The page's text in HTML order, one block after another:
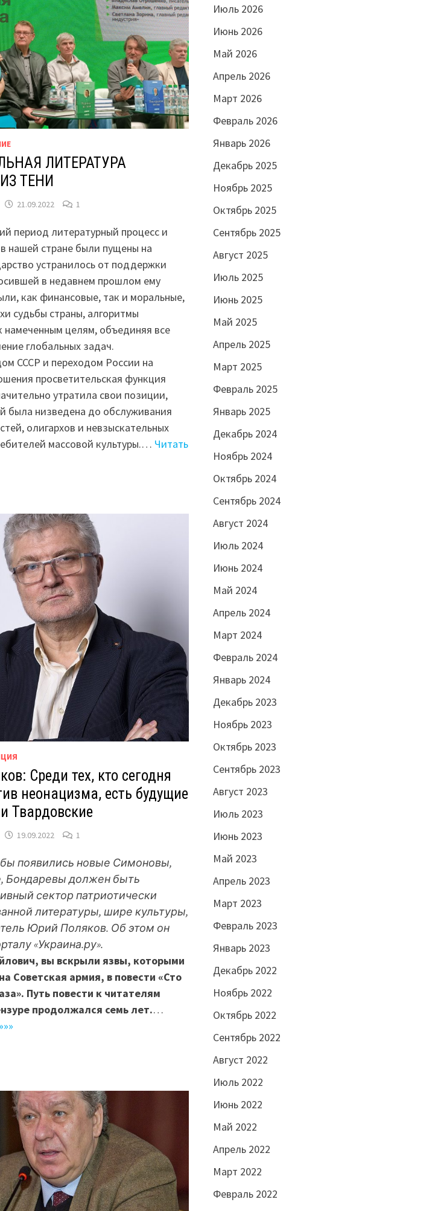
ЛИТЕРАТУРА
ТЕНИ
21.09.2022 1
период литературный процесс и
нашей стране были пущены на
устранилось от поддержки
в недавнем прошлом ему
как финансовые, так и моральные,
судьбы страны, алгоритмы
намеченным целям, объединяя все
глобальных задач.
и переходом России на
просветительская функция
утратила свои позиции,
была низведена до обслуживания
олигархов и невзыскательных
массовой культуры.… Читать
Среди тех, кто сегодня
неонацизма, есть будущие
Твардовские
19.09.2022 1
появились новые Симоновы,
Бондаревы должен быть
сектор патриотически
литературы, шире культуры,
Юрий Поляков. Об этом он
«Украина.ру».
вы вскрыли язвы, которыми
Советская армия, в повести «Сто
Путь повести к читателям
продолжался семь лет.…
Июль 2026
Июнь 2026
Май 2026
Апрель 2026
Март 2026
Февраль 2026
Январь 2026
Декабрь 2025
Ноябрь 2025
Октябрь 2025
Сентябрь 2025
Август 2025
Июль 2025
Июнь 2025
Май 2025
Апрель 2025
Март 2025
Февраль 2025
Январь 2025
Декабрь 2024
Ноябрь 2024
Октябрь 2024
Сентябрь 2024
Август 2024
Июль 2024
Июнь 2024
Май 2024
Апрель 2024
Март 2024
Февраль 2024
Январь 2024
Декабрь 2023
Ноябрь 2023
Октябрь 2023
Сентябрь 2023
Август 2023
Июль 2023
Июнь 2023
Май 2023
Апрель 2023
Март 2023
Февраль 2023
Январь 2023
Декабрь 2022
Ноябрь 2022
Октябрь 2022
Сентябрь 2022
Август 2022
Июль 2022
Июнь 2022
Май 2022
Апрель 2022
Март 2022
Февраль 2022